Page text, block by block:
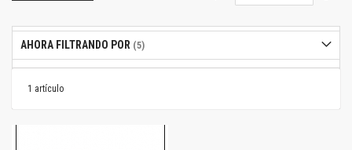
1 artículo
AHORA FILTRANDO POR